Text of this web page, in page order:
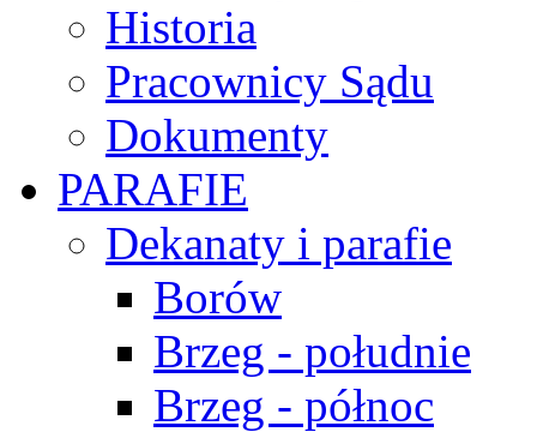
Historia
Pracownicy Sądu
Dokumenty
PARAFIE
Dekanaty i parafie
Borów
Brzeg - południe
Brzeg - północ